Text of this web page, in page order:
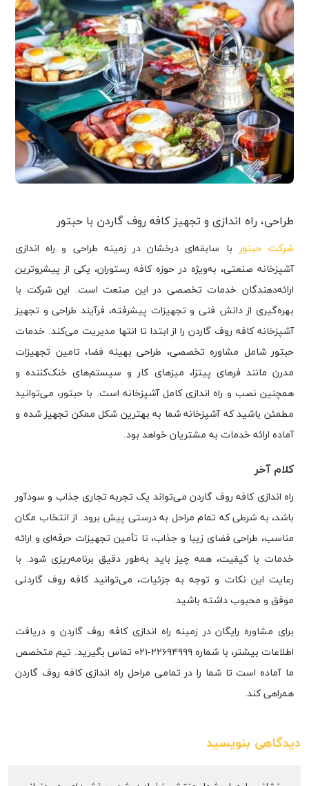
طراحی، راه اندازی و تجهیز کافه روف گاردن با حبتور
شرکت حبتور
با سابقه‌ای درخشان در زمینه طراحی و راه اندازی
آشپزخانه صنعتی، به‌ویژه در حوزه کافه رستوران، یکی از پیشروترین
ارائه‌دهندگان خدمات تخصصی در این صنعت است. این شرکت با
بهره‌گیری از دانش فنی و تجهیزات پیشرفته، فرآیند طراحی و تجهیز
آشپزخانه کافه روف گاردن را از ابتدا تا انتها مدیریت می‌کند. خدمات
حبتور شامل مشاوره تخصصی، طراحی بهینه فضا، تامین تجهیزات
مدرن مانند فرهای پیتزا، میزهای کار و سیستم‌های خنک‌کننده و
همچنین نصب و راه اندازی کامل آشپزخانه است. با حبتور، می‌توانید
مطمئن باشید که آشپزخانه شما به بهترین شکل ممکن تجهیز شده و
آماده ارائه خدمات به مشتریان خواهد بود.
کلام آخر
راه اندازی کافه روف گاردن می‌تواند یک تجربه تجاری جذاب و سودآور
باشد، به شرطی که تمام مراحل به درستی پیش برود. از انتخاب مکان
مناسب، طراحی فضای زیبا و جذاب، تا تأمین تجهیزات حرفه‌ای و ارائه
خدمات با کیفیت، همه چیز باید به‌طور دقیق برنامه‌ریزی شود. با
رعایت این نکات و توجه به جزئیات، می‌توانید کافه روف گاردنی
موفق و محبوب داشته باشید.
برای مشاوره رایگان در زمینه راه اندازی کافه روف گاردن و دریافت
اطلاعات بیشتر، با شماره ۲۲۶۹۴۹۹۹-۰۲۱ تماس بگیرید. تیم متخصص
ما آماده است تا شما را در تمامی مراحل راه اندازی کافه روف گاردن
همراهی کند.
دیدگاهی بنویسید